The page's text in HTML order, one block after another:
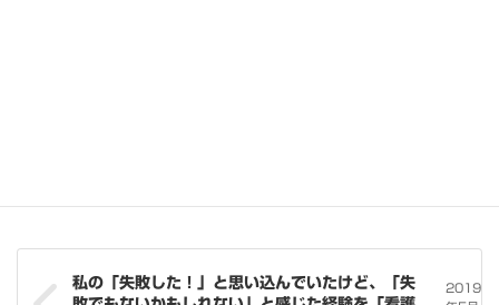
私の「失敗した！」と思い込んでいたけど、「失
2019